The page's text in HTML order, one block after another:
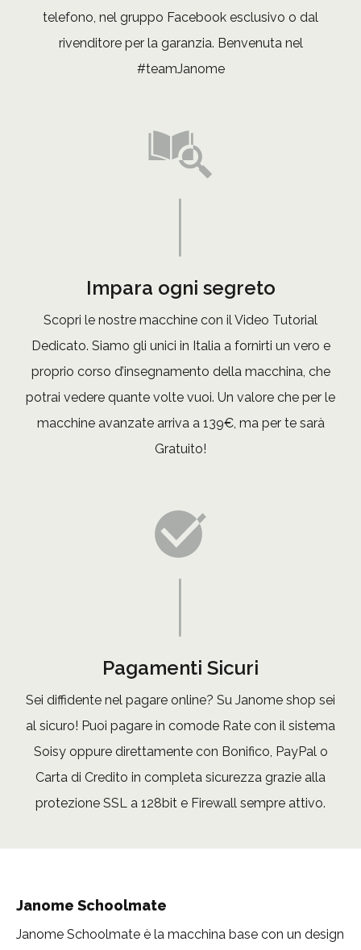
telefono, nel gruppo Facebook esclusivo o dal
rivenditore per la garanzia. Benvenuta nel
#teamJanome
Impara ogni segreto
Scopri le nostre macchine con il Video Tutorial
Dedicato. Siamo gli unici in Italia a fornirti un vero e
proprio corso d’insegnamento della macchina, che
potrai vedere quante volte vuoi. Un valore che per le
macchine avanzate arriva a 139€, ma per te sarà
Gratuito!
Pagamenti Sicuri
Sei diffidente nel pagare online? Su Janome shop sei
al sicuro! Puoi pagare in comode Rate con il sistema
Soisy oppure direttamente con Bonifico, PayPal o
Carta di Credito in completa sicurezza grazie alla
protezione SSL a 128bit e Firewall sempre attivo.
Janome Schoolmate
Janome Schoolmate è la macchina base con un design